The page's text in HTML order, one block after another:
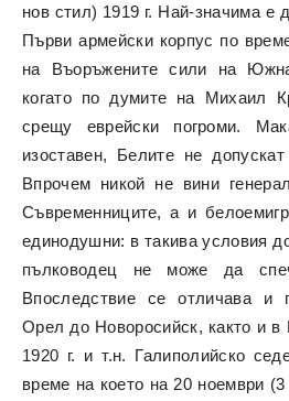
нов стил) 1919 г. Най-значима е
Първи армейски корпус по
на Въоръжените сили на
когато по думите на Михаил
срещу еврейски погроми.
изоставен, Белите не
Впрочем никой не вини
Съвременниците, а и
единодушни: в такива условия
пълководец не може да
Впоследствие се отличава и
Орел до Новоросийск, както и в
1920 г. и т.н. Галиполийско
време на което на 20 ноември